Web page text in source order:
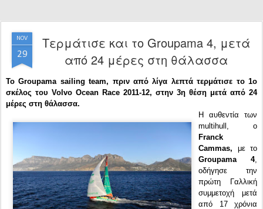
NOV
29
Τερμάτισε και το Groupama 4, μετά
από 24 μέρες στη θάλασσα
Το Groupama sailing team, πριν από λίγα λεπτά τερμάτισε το 1ο
σκέλος του Volvo Ocean Race 2011-12, στην 3η θέση μετά από 24
μέρες στη θάλασσα.
Η αυθεντία των
multihull, ο
Franck
Cammas, με το
Groupama 4,
οδήγησε την
πρώτη Γαλλική
συμμετοχή μετά
από 17 χρόνια